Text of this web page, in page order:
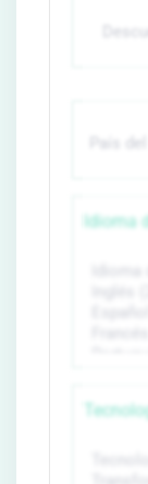
Idioma